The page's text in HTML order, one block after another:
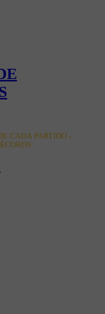
CADA PARTIDO -